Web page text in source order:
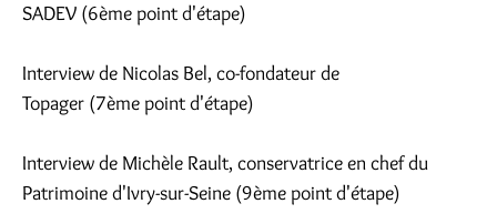
SADEV (6ème point d'étape)
Interview de Nicolas Bel, co-fondateur de
Topager (7ème point d'étape)
Interview de Michèle Rault, conservatrice en chef du
Patrimoine d'Ivry-sur-Seine (9ème point d'étape)